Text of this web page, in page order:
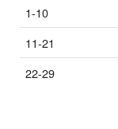
1-10
11-21
22-29